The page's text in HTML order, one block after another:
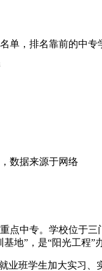
单，排名靠前的中
数据来源于网络
点中专。学校位于
地”，是“阳光工程”
业班学生加大实习